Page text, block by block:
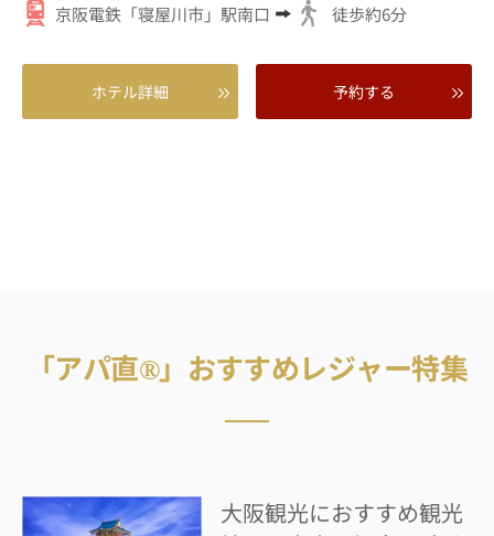
京阪電鉄「寝屋川市」駅南口 徒歩約6分
ホテル詳細 予約する
「アパ直®」おすすめレジャー特集
大阪観光におすすめ観光